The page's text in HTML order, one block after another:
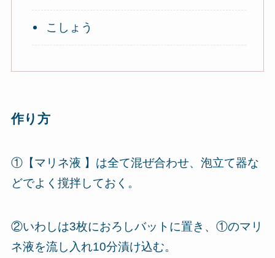
こしょう
作り方
①【マリネ液 】は全て混ぜ合わせ、泡立て器な
どでよく撹拌しておく。
②いわしは3枚におろしバットに置き、①のマリ
ネ液を流し入れ10分漬け込む。